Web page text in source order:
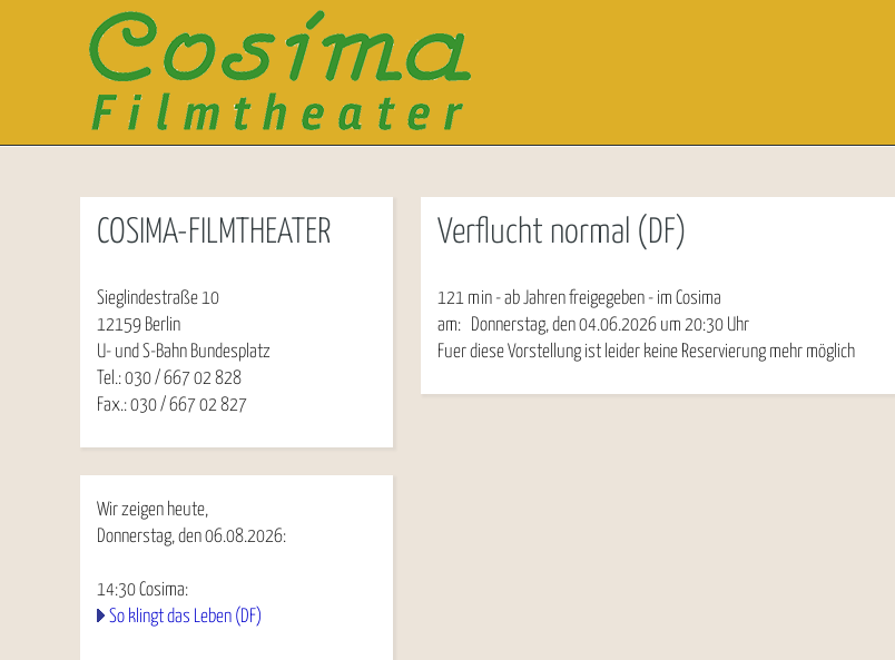
COSIMA-FILMTHEATER
Sieglindestraße 10
12159 Berlin
U- und S-Bahn Bundesplatz
Tel.: 030 / 667 02 828
Fax.: 030 / 667 02 827
Wir zeigen heute,
Donnerstag, den 06.08.2026:
14:30Cosima:
So klingt das Leben (DF)
Verflucht normal (DF)
121 min - ab Jahren freigegeben - im Cosima
am:
Donnerstag, den 04.06.2026 um20:30 Uhr
Fuer diese Vorstellung ist leider keine Reservierung mehr möglich